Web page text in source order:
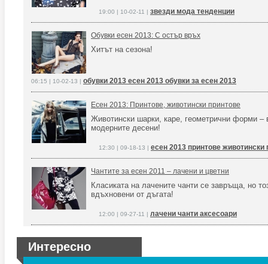
19:00 | 10-02-11 | звезди мода тенденции
Обувки есен 2013: С остър връх
Хитът на сезона!
06:15 | 10-02-13 | обувки 2013 есен 2013 обувки за есен 2013
Есен 2013: Принтове, животински принтове
Животински шарки, каре, геометрични форми –
модерните десени!
12:30 | 09-18-13 | есен 2013 принтове животински
Чантите за есен 2011 – лачени и цветни
Класиката на лачените чанти се завръща, но
вдъхновени от дъгата!
12:00 | 09-27-11 | лачени чанти аксесоари
Интересно